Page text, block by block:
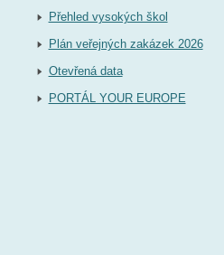
Přehled vysokých škol
Plán veřejných zakázek 2026
Otevřená data
PORTÁL YOUR EUROPE